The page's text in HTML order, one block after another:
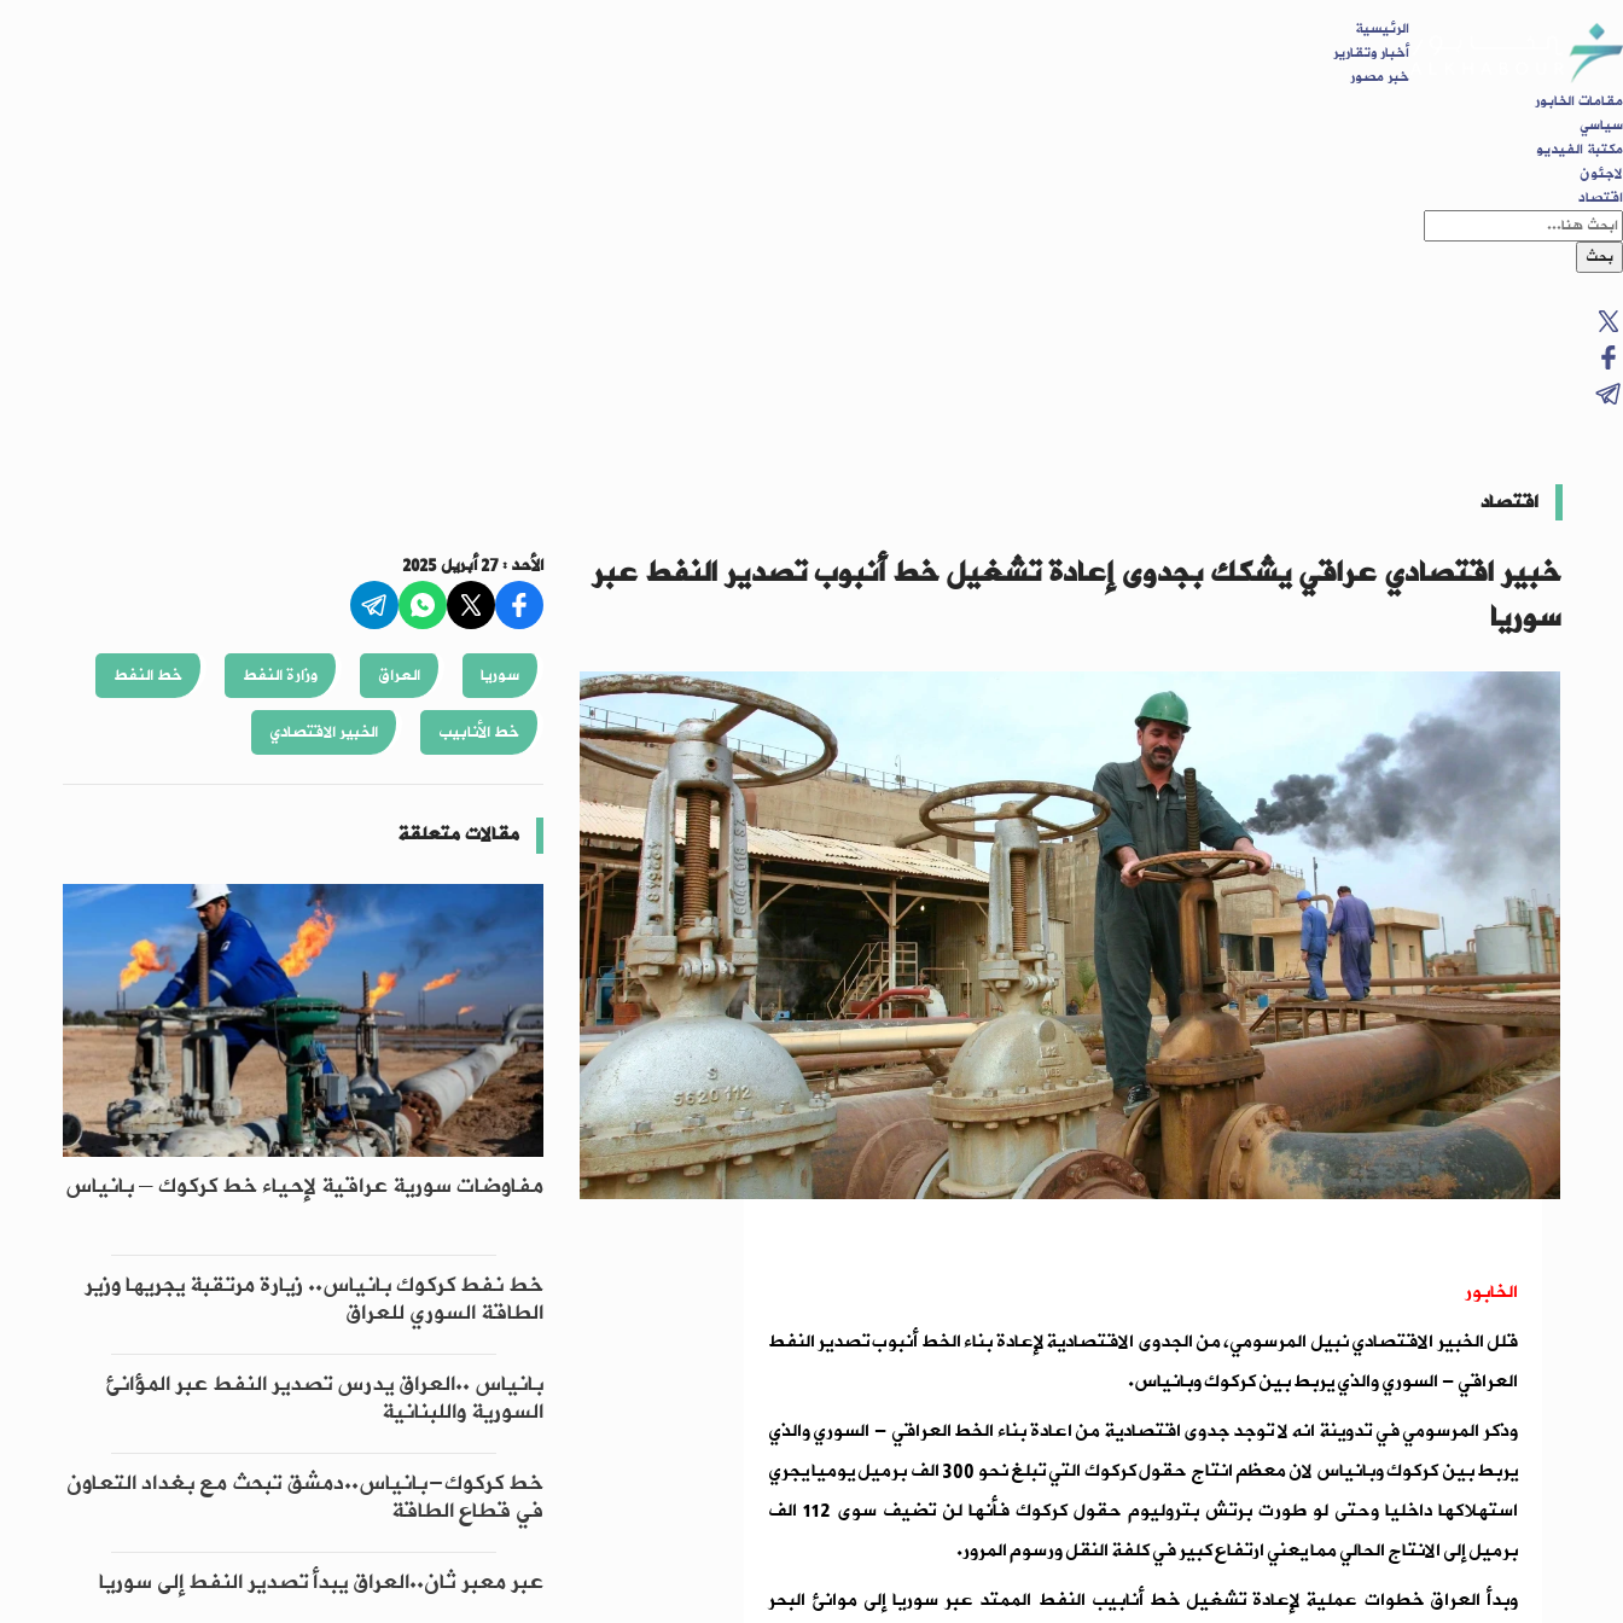
الرئيسية
أخبار وتقارير
خبر مصور
مقامات الخابور
سياسي
مكتبة الفيديو
لاجئون
اقتصاد
بحث
اقتصاد
خبير اقتصادي عراقي يشكك بجدوى إعادة تشغيل خط أنبوب تصدير النفط عبر
سوريا
الخابور
قلل الخبير الاقتصادي نبيل المرسومي، من الجدوى الاقتصادية لإعادة بناء الخط أنبوب تصدير النفط
العراقي - السوري والذي يربط بين كركوك وبانياس.
وذكر المرسومي في تدوينة انه لا توجد جدوى اقتصادية من اعادة بناء الخط العراقي - السوري والذي
يربط بين كركوك وبانياس لان معظم انتاج حقول كركوك التي تبلغ نحو 300 الف برميل يوميا يجري
استهلاكها داخليا وحتى لو طورت برتش بتروليوم حقول كركوك فأنها لن تضيف سوى 112 الف
برميل إلى الانتاج الحالي مما يعني ارتفاع كبير في كلفة النقل ورسوم المرور.
وبدأ العراق خطوات عملية لإعادة تشغيل خط أنابيب النفط الممتد عبر سوريا إلى موانئ البحر
الأحد : 27 أبريل 2025
سوريا العراق وزارة النفط
خط النفط
خط الأنابيب
الخبير الاقتصادي
مقالات متعلقة
مفاوضات سورية عراقية لإحياء خط كركوك – بانياس
خط نفط كركوك بانياس.. زيارة مرتقبة يجريها وزير
الطاقة السوري للعراق
بانياس ..العراق يدرس تصدير النفط عبر المؤانئ
السورية واللبنانية
خط كركوك-بانياس..دمشق تبحث مع بغداد التعاون
في قطاع الطاقة
عبر معبر ثان..العراق يبدأ تصدير النفط إلى سوريا